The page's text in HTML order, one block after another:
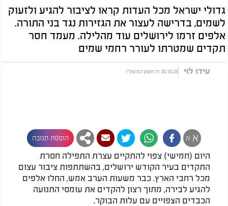
גדולי ישראל מכל העדות קראו לציבור להגיע ולזעוק
לשמים, בדרישה לעצור את הגזירות נגד בני התורה.
אלפים זרמו לירושלים עוד מהלילה. מעמד חסר
תקדים שמטרתו לעורר רחמי שמים
עידו לוי 30.10.25 ח' חשון התשפ"ו
א א הוספת תגובה
היום (חמישי) צפוי להתקיים עצרת התפילה חסרת
התקדים בעיר הקודש ירושלים, בהשתתפות ציבור עצום
מכל רחבי הארץ. כבר משעות הערב אמש, החלו אלפים
להגיע לבירה, מתוך רצון להקדים את עומסי התנועה
הכבדים הצפויים עם עלות הבוקר.